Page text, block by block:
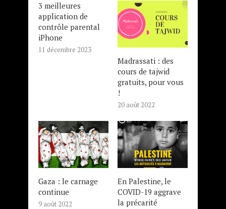
3 meilleures
application de
contrôle parental
iPhone
11 décembre 2023
Madrassati : des
cours de tajwid
gratuits, pour vous
!
20 août 2022
Gaza : le carnage
continue
9 août 2022
En Palestine, le
COVID-19 aggrave
la précarité